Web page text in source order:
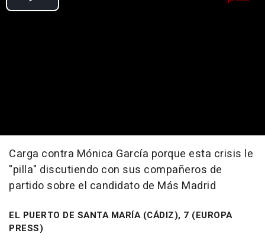
Carga contra Mónica García porque esta crisis le
"pilla" discutiendo con sus compañeros de
partido sobre el candidato de Más Madrid
EL PUERTO DE SANTA MARÍA (CÁDIZ), 7 (EUROPA
PRESS)